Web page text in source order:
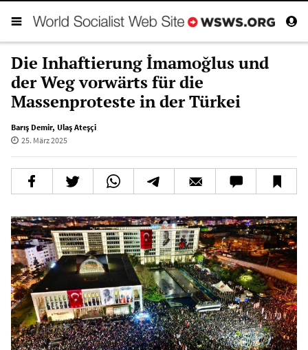
Die Inhaftierung İmamoğlus und
der Weg vorwärts für die
Massenproteste in der Türkei
Barış Demir, Ulaş Ateşçi
25. März 2025